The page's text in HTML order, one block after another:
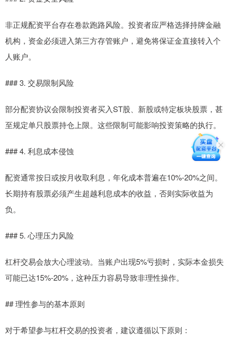
非正规配资平台存在卷款跑路风险。投资者应严格选择持牌金融
机构，资金必须进入第三方存管账户，避免将保证金直接转入个
人账户。
### 3. 交易限制风险
部分配资协议会限制投资者买入ST股、新股或特定板块股票，甚
至规定单只股票持仓上限。这些限制可能影响投资策略的执行。
### 4. 利息成本侵蚀
配资通常按日或按月收取利息，年化成本普遍在10%-20%之间。
长期持有股票必须产生超越利息成本的收益，否则实际收益为
负。
### 5. 心理压力风险
杠杆交易会放大心理波动。当账户出现5%亏损时，实际本金损失
可能已达15%-20%，这种压力容易导致非理性操作。
## 理性参与的基本原则
对于希望参与杠杆交易的投资者，建议遵循以下原则：